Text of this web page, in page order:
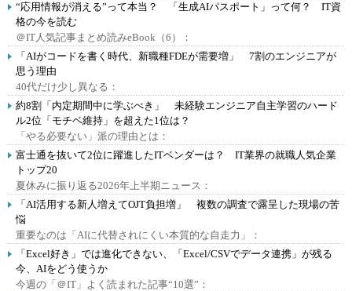
“応用情報が消える”って本当？ 「生成AIパスポート」って何？ IT資
格の今を読む
＠IT人気記事まとめ読みeBook（6）：
「AIがコードを書く時代、新職種FDEが需要増」 7割のエンジニアが
思う理由
40代だけ少し異なる：
約8割「内定期間中に学ぶべき」 未経験エンジニア自主学習のハード
ル2位「モチベ維持」を超えた1位は？
「やる必要ない」派の理由とは：
富士通を抜いて2位に躍進したITベンダーは？ IT業界の就職人気企業
トップ20
夏休みに振り返る2026年上半期ニュース：
「AI活用する新人増えてOJT負担増」 複数の調査で露呈した現場の苦
悩
重要なのは「AIに代替されにくい本質的な自走力」：
「Excel好き」では進化できない、「Excel/CSVでデータ連携」が残る
今、AIをどう使うか
今週の「＠IT」よく読まれた記事“10選”：